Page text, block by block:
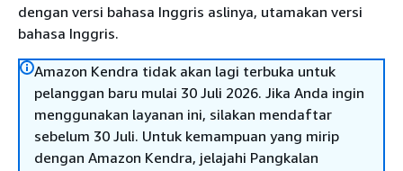
dengan versi bahasa Inggris aslinya, utamakan versi
bahasa Inggris.
Amazon Kendra tidak akan lagi terbuka untuk
pelanggan baru mulai 30 Juli 2026. Jika Anda ingin
menggunakan layanan ini, silakan mendaftar
sebelum 30 Juli. Untuk kemampuan yang mirip
dengan Amazon Kendra, jelajahi Pangkalan